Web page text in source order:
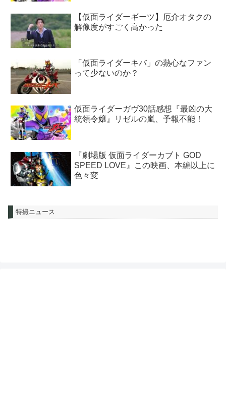
【仮面ライダーギーツ】厄介オタクの
解像度がすごく高かった
「仮面ライダーキバ」の熱心なファン
って少ないのか？
仮面ライダーガヴ30話感想『最凶の大
統領令嬢』リゼルの嵐、予報不能！
『劇場版 仮面ライダーカブト GOD
SPEED LOVE』この映画、本編以上に
色々変
特撮ニュース